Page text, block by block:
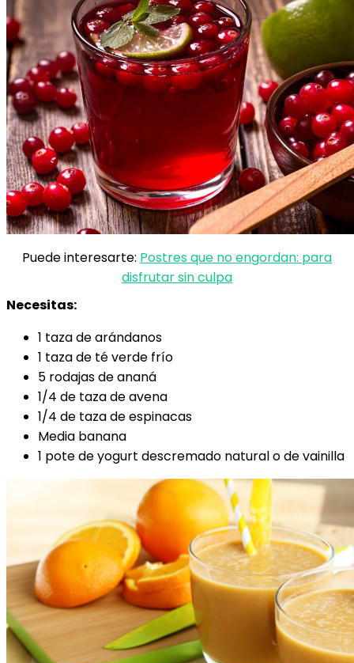
Puede interesarte: Postres que no engordan: para
disfrutar sin culpa
Necesitas:
1 taza de arándanos
1 taza de té verde frío
5 rodajas de ananá
1/4 de taza de avena
1/4 de taza de espinacas
Media banana
1 pote de yogurt descremado natural o de vainilla